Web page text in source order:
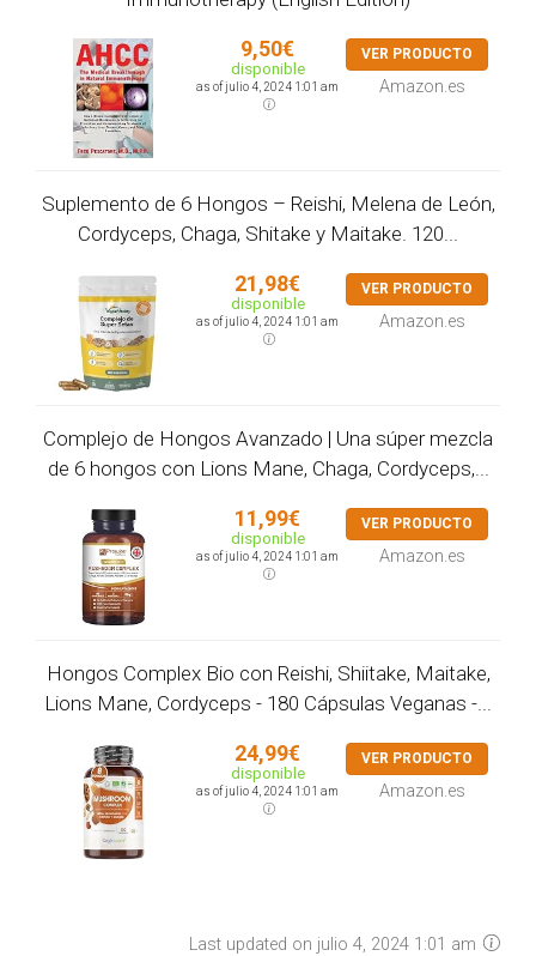
9,50€
disponible
as of julio 4, 2024 1:01 am
VER PRODUCTO
Amazon.es
Suplemento de 6 Hongos – Reishi, Melena de León,
Cordyceps, Chaga, Shitake y Maitake. 120...
21,98€
disponible
as of julio 4, 2024 1:01 am
VER PRODUCTO
Amazon.es
Complejo de Hongos Avanzado | Una súper mezcla
de 6 hongos con Lions Mane, Chaga, Cordyceps,...
11,99€
disponible
as of julio 4, 2024 1:01 am
VER PRODUCTO
Amazon.es
Hongos Complex Bio con Reishi, Shiitake, Maitake,
Lions Mane, Cordyceps - 180 Cápsulas Veganas -...
24,99€
disponible
as of julio 4, 2024 1:01 am
VER PRODUCTO
Amazon.es
Last updated on julio 4, 2024 1:01 am